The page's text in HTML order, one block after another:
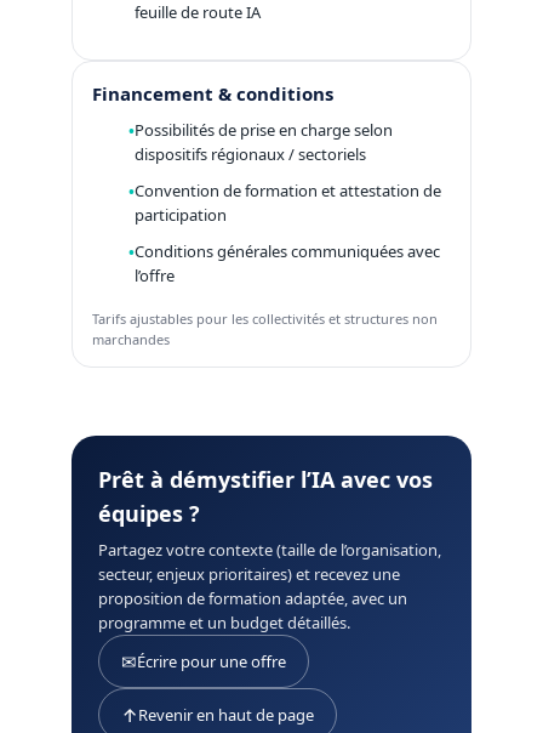
feuille de route IA
Financement & conditions
Possibilités de prise en charge selon
dispositifs régionaux / sectoriels
Convention de formation et attestation de
participation
Conditions générales communiquées avec
l’offre
Tarifs ajustables pour les collectivités et structures non
marchandes
Prêt à démystifier l’IA avec vos
équipes ?
Partagez votre contexte (taille de l’organisation,
secteur, enjeux prioritaires) et recevez une
proposition de formation adaptée, avec un
programme et un budget détaillés.
✉Écrire pour une offre
↑Revenir en haut de page